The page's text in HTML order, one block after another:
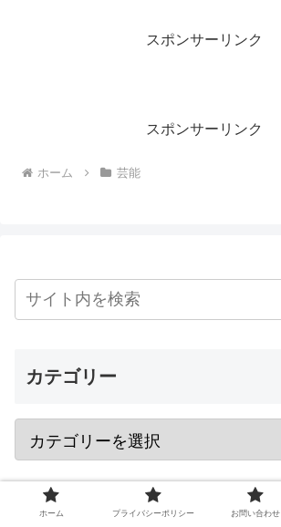
スポンサーリンク
スポンサーリンク
ホーム 芸能
カテゴリー
ホーム プライバシーポリシー お問い合わせ